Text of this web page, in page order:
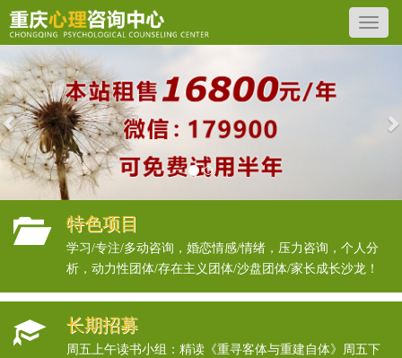
Previous
特色项目
学习/专注/多动咨询，婚恋情感/情绪，压力咨询，个人分
析，动力性团体/存在主义团体/沙盘团体/家长成长沙龙！
长期招募
周五上午读书小组：精读《重寻客体与重建自体》周五下